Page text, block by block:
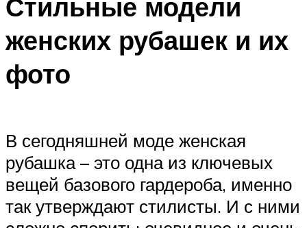
женских рубашек и их
фото
В сегодняшней моде женская
рубашка – это одна из ключевых
вещей базового гардероба, именно
так утверждают стилисты. И с ними